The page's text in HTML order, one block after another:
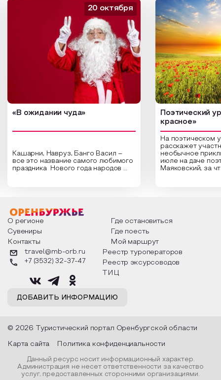
«В ожидании чуда»
Кашарни, Навруз, Банго Васил –
все это название самого любимого
праздника Нового года народов
о том, как встречают новый год в
разных уголках страны, какие
обряды совершают на удачу и
благополучие, в чем схожи и
различаются традиции. Кто такой
Дед Мороз и откуда он пришел, как
его называют в разных уголках
страны и как появились елочные
20 октября
Поэтический
красное»
На поэтическом
расскажет
необычное
июле на даче
Маяковский, за
Твардовского и
каждой строчке
восхищение
яркому времени
О регионе
Где остановиться
Сувениры
Где поесть
Контакты
Мой маршрут
ДОБАВИТЬ ИНФОРМАЦИЮ
travel@mb-orb.ru
+7 (3532) 32-37-47
Реестр туроператоров
Реестр эксурсоводов
ТИЦ
© 2026 Туристический портал Оренбургской области
Карта сайта Политика конфиденциальности
Данный ресурс носит информационный характер.
Администрация не несет ответственности за качество
услуг, предоставленных сторонними организациями.